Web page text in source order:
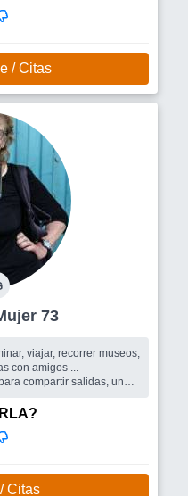
/ Citas
Mujer 73
viajar, recorrer museos,
con amigos ...
compartir salidas, un
amigos o amigas para
Citas